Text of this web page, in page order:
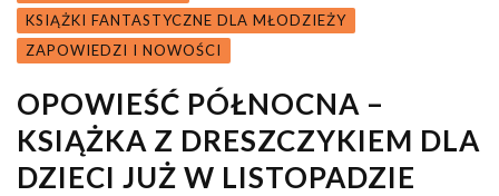
KSIĄŻKI FANTASTYCZNE DLA MŁODZIEŻY
ZAPOWIEDZI I NOWOŚCI
OPOWIEŚĆ PÓŁNOCNA –
KSIĄŻKA Z DRESZCZYKIEM DLA
DZIECI JUŻ W LISTOPADZIE